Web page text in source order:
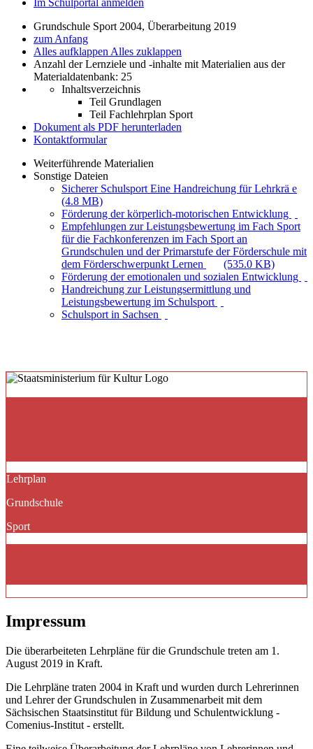
Im Schulportal anmelden
Grundschule Sport 2004, Überarbeitung 2019
zum Anfang
Alles aufklappen Alles zuklappen
Anzahl der Lernziele und -inhalte mit Materialien aus der
Materialdatenbank: 25
Inhaltsverzeichnis
Teil Grundlagen
Teil Fachlehrplan Sport
Dokument als PDF herunterladen
Kontaktformular
Weiterführende Materialien
Sonstige Dateien
Sicherer Schulsport Eine Handreichung für Lehrkrä e
(4.8 MB)
Förderung der körperlich-motorischen Entwicklung
Empfehlungen zur Leistungsbewertung im Fach Sport
für die Fachkonferenzen im Fach Sport an
Grundschulen und der Primarstufe der Förderschule mit
dem Förderschwerpunkt Lernen
(535.0 KB)
Förderung der emotionalen und sozialen Entwicklung
Handreichung zur Leistungsermittlung und
Leistungsbewertung im Schulsport
Schulsport in Sachsen
Lehrplan
Grundschule
Sport
Impressum
Die überarbeiteten Lehrpläne für die Grundschule treten am 1.
August 2019 in Kraft.
Die Lehrpläne traten 2004 in Kraft und wurden durch Lehrerinnen
und Lehrer der Grundschulen in Zusammenarbeit mit dem
Sächsischen Staatsinstitut für Bildung und Schulentwicklung -
Comenius-Institut - erstellt.